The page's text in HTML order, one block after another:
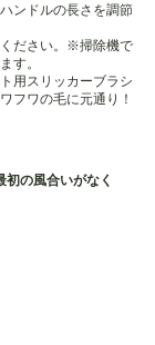
ンドルの長さを調節
ださい。※掃除機で
す。
用スリッカーブラシ
フワの毛に元通り！
の風合いがなく